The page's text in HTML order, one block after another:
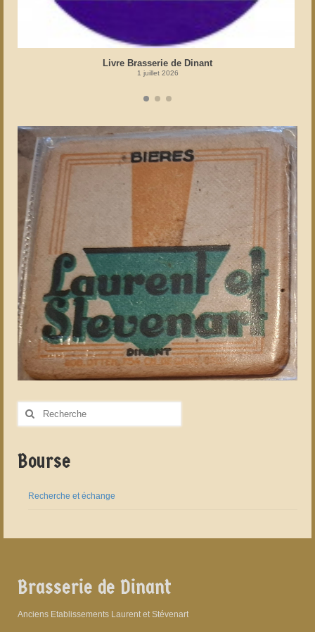
Livre Brasserie de Dinant
1 juillet 2026
Rechercher
Bourse
Recherche et échange
Brasserie de Dinant
Anciens Etablissements Laurent et Stévenart